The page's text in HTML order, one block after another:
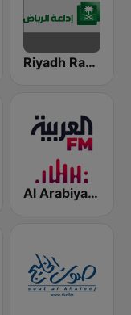
Riyadh Radio اذاعة الرياض
Al Arabiya (العربية FM)